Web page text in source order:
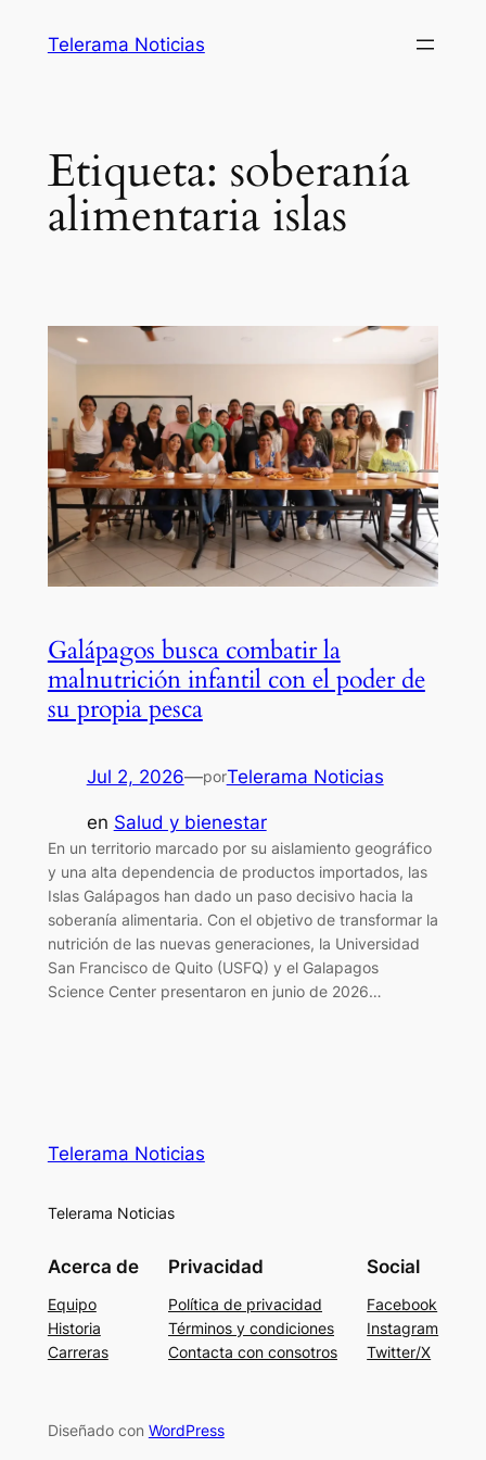
Telerama Noticias
Etiqueta: soberanía
alimentaria islas
Galápagos busca combatir la
malnutrición infantil con el poder de
su propia pesca
Jul 2, 2026—porTelerama Noticias
en Salud y bienestar
En un territorio marcado por su aislamiento geográfico
y una alta dependencia de productos importados, las
Islas Galápagos han dado un paso decisivo hacia la
soberanía alimentaria. Con el objetivo de transformar la
nutrición de las nuevas generaciones, la Universidad
San Francisco de Quito (USFQ) y el Galapagos
Science Center presentaron en junio de 2026…
Telerama Noticias
Telerama Noticias
Acerca de
Equipo
Historia
Carreras
Privacidad
Política de privacidad
Términos y condiciones
Contacta con consotros
Social
Facebook
Instagram
Twitter/X
Diseñado con WordPress